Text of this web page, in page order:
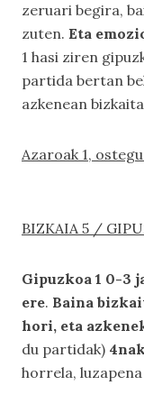
zeruari begira,
zuten. Eta
1 hasi ziren
partida bertan
azkenean
Azaroak 1,
BIZKAIA 5 /
Gipuzkoa 1 0-3
ere. Baina
hori, eta
du partidak)
horrela,